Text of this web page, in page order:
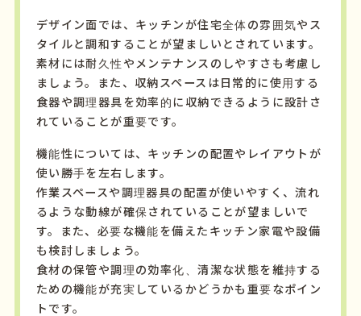
デザイン面では、キッチンが住宅全体の雰囲気やス
タイルと調和することが望ましいとされています。
素材には耐久性やメンテナンスのしやすさも考慮し
ましょう。また、収納スペースは日常的に使用する
食器や調理器具を効率的に収納できるように設計さ
れていることが重要です。
機能性については、キッチンの配置やレイアウトが
使い勝手を左右します。
作業スペースや調理器具の配置が使いやすく、流れ
るような動線が確保されていることが望ましいで
す。また、必要な機能を備えたキッチン家電や設備
も検討しましょう。
食材の保管や調理の効率化、清潔な状態を維持する
ための機能が充実しているかどうかも重要なポイン
トです。